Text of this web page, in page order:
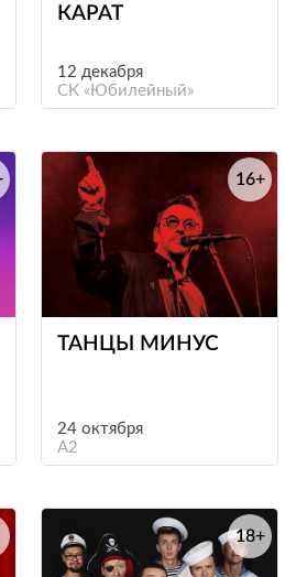
КАРАТ
12 декабря
СК «Юбилейный»
е
ТАНЦЫ МИНУС
24 октября
A2
16+
18+